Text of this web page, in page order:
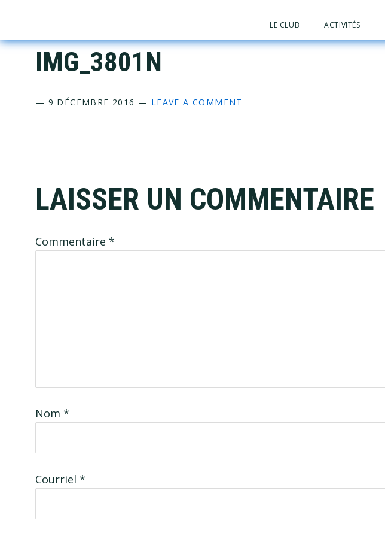
primary
navigation
main
primary
footer
LE CLUB ACTIVITÉS
IMG_3801N
— 9 DÉCEMBRE 2016 — LEAVE A COMMENT
Reader
Interactions
LAISSER UN COMMENTAIRE
Commentaire *
Nom *
Courriel *